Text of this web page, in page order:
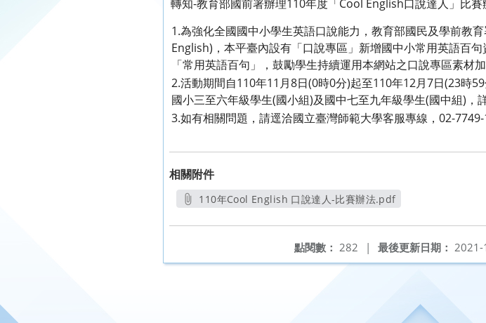
轉知-教育部國前署辦理110年度「Cool English口說達人」比賽
1.為強化全國國中小學生英語口說能力，教育部國民及學前教
English)，本平臺內設有「口說專區」新增國中小常用英語百
「常用英語百句」，鼓勵學生持續運用本網站之口說專區素材
2.活動期間自110年11月8日(0時0分)起至110年12月7日(23時
國小三至六年級學生(國小組)及國中七至九年級學生(國中組)，
3.如有相關問題，請逕洽國立臺灣師範大學客服專線，02-
相關附件
110年Cool English 口說達人-比賽辦法.pdf
最後更新日期： 2021-
點閱數： 282 |